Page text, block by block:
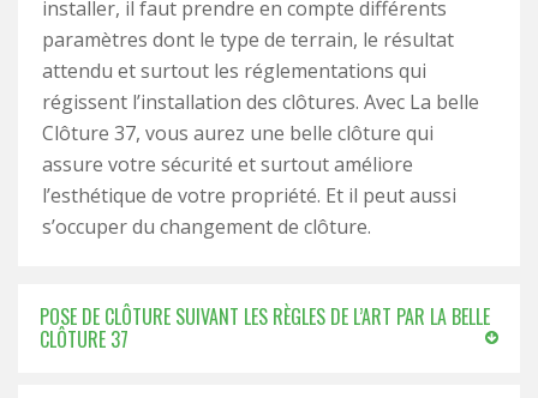
installer, il faut prendre en compte différents
paramètres dont le type de terrain, le résultat
attendu et surtout les réglementations qui
régissent l’installation des clôtures. Avec La belle
Clôture 37, vous aurez une belle clôture qui
assure votre sécurité et surtout améliore
l’esthétique de votre propriété. Et il peut aussi
s’occuper du changement de clôture.
POSE DE CLÔTURE SUIVANT LES RÈGLES DE L’ART PAR LA BELLE
CLÔTURE 37